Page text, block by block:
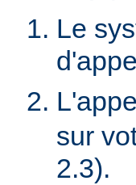
Le
sur
2.3).